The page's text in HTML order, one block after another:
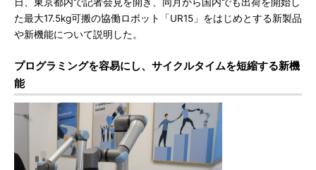
た最大17.5kg可搬の協働ロボット「UR15」をはじめとする新製品
や新機能について説明した。
プログラミングを容易にし、サイクルタイムを短縮する新機
能